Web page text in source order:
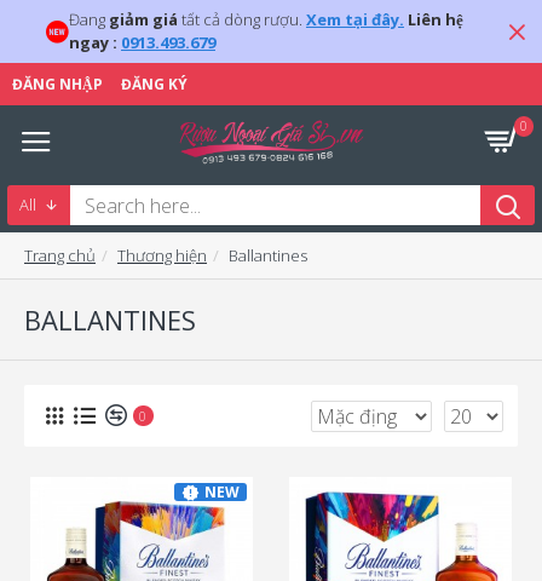
Đang giảm giá tất cả dòng rượu. Xem tại đây. Liên hệ
ngay : 0913.493.679
ĐĂNG NHẬP ĐĂNG KÝ
0
All
Trang chủ Thương hiện Ballantines
BALLANTINES
0
NEW